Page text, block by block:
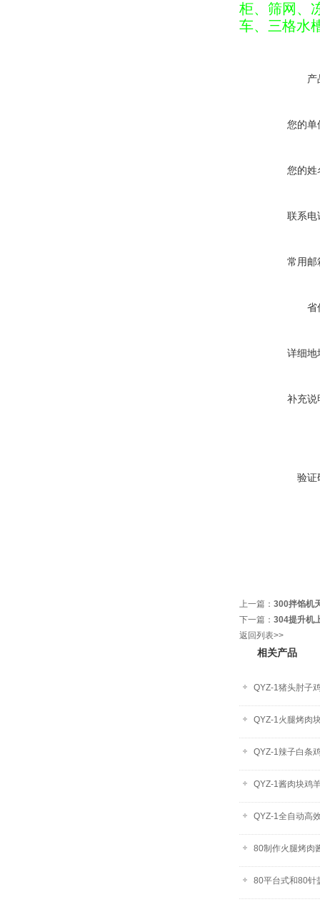
柜、筛网、
车、三格水
产
您的单
您的姓
联系电
常用邮
省
详细地
补充说
验证
上一篇： 300拌馅机
下一篇： 304提升机
返回列表>>
相关产品
QYZ-1猪头肘子
QYZ-1火腿烤肉
QYZ-1辣子白条
QYZ-1酱肉块鸡
QYZ-1全自动高
80制作火腿烤肉
80平台式和80针